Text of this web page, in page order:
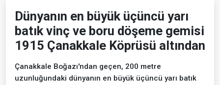
Dünyanın en büyük üçüncü yarı
batık vinç ve boru döşeme gemisi
1915 Çanakkale Köprüsü altından
Çanakkale Boğazı'ndan geçen, 200 metre
uzunluğundaki dünyanın en büyük üçüncü yarı batık